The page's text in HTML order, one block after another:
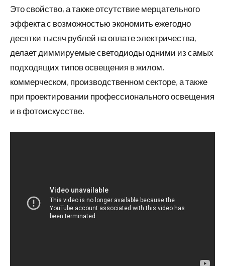
Это свойство, а также отсутствие мерцательного
эффекта с возможностью экономить ежегодно
десятки тысяч рублей на оплате электричества,
делает диммируемые светодиоды одними из самых
подходящих типов освещения в жилом,
коммерческом, производственном секторе, а также
при проектировании профессионального освещения
и в фотоискусстве.